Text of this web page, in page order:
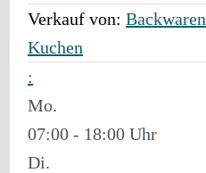
Verkauf von: Backwaren
Kuchen
:
Mo.
07:00 - 18:00
Di.